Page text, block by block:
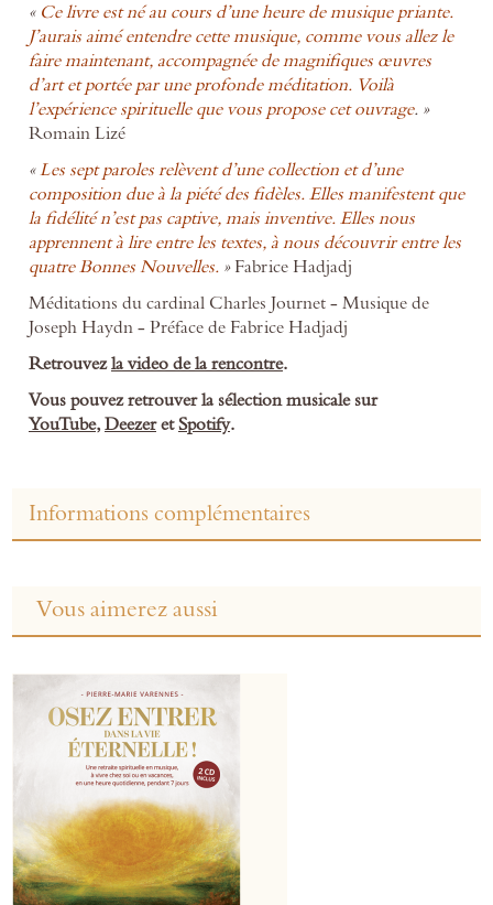
« Ce livre est né au cours d’une heure de musique priante.
J’aurais aimé entendre cette musique, comme vous allez le
faire maintenant, accompagnée de magnifiques œuvres
d’art et portée par une profonde méditation. Voilà
l’expérience spirituelle que vous propose cet ouvrage. »
Romain Lizé
«Les sept paroles relèvent d’une collection et d’une
composition due à la piété des fidèles. Elles manifestent que
la fidélité n’est pas captive, mais inventive. Elles nous
apprennent à lire entre les textes, à nous découvrir entre les
quatre Bonnes Nouvelles. »Fabrice Hadjadj
Méditations du cardinal Charles Journet - Musique de
Joseph Haydn - Préface de Fabrice Hadjadj
Retrouvezla video de la rencontre.
Vous pouvez retrouver la sélection musicale sur
YouTube, DeezeretSpotify.
Informations complémentaires
Vous aimerez aussi